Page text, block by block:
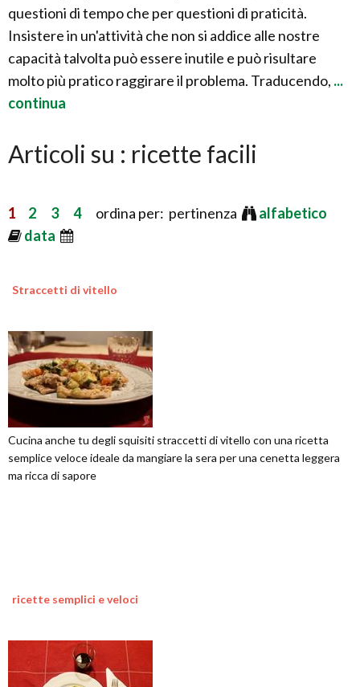
questioni di tempo che per questioni di praticità.
Insistere in un'attività che non si addice alle nostre
capacità talvolta può essere inutile e può risultare
molto più pratico raggirare il problema. Traducendo, ...
continua
Articoli su : ricette facili
1 2 3 4ordina per: pertinenza
alfabetico
data
Straccetti di vitello
Cucina anche tu degli squisiti straccetti di vitello con una ricetta
semplice veloce ideale da mangiare la sera per una cenetta leggera
ma ricca di sapore
ricette semplici e veloci